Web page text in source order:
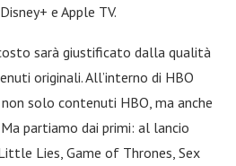
e Apple TV.
sarà giustificato dalla qualità
originali. All’interno di HBO
solo contenuti HBO, ma anche
Ma partiamo dai primi: al lancio
Lies, Game of Thrones, Sex